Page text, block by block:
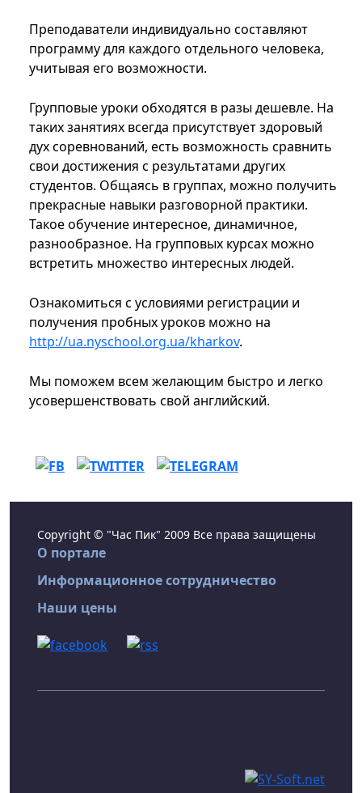
Преподаватели индивидуально составляют
программу для каждого отдельного человека,
учитывая его возможности.
Групповые уроки обходятся в разы дешевле. На
таких занятиях всегда присутствует здоровый
дух соревнований, есть возможность сравнить
свои достижения с результатами других
студентов. Общаясь в группах, можно получить
прекрасные навыки разговорной практики.
Такое обучение интересное, динамичное,
разнообразное. На групповых курсах можно
встретить множество интересных людей.
Ознакомиться с условиями регистрации и
получения пробных уроков можно на
http://ua.nyschool.org.ua/kharkov.
Мы поможем всем желающим быстро и легко
усовершенствовать свой английский.
Copyright © "Час Пик" 2009 Все права защищены
О портале
Информационное сотрудничество
Наши цены